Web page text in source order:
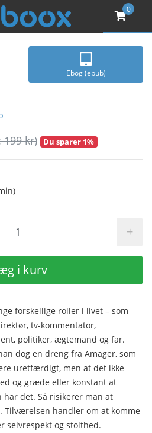
0
Ebog (epub)
199 kr) Du sparer 1%
+
i kurv
forskellige roller i livet – som
tv-kommentator,
politiker, ægtemand og far.
dog en dreng fra Amager, som
uretfærdigt, men at det ikke
og græde eller konstant at
det. Så risikerer man at
Tilværelsen handler om at komme
selvrespekt og stolthed.